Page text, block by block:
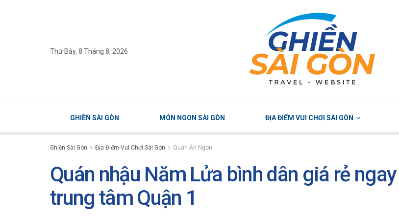
Thứ Bảy, 8 Tháng 8, 2026
GHIỀN SÀI GÒN MÓN NGON SÀI GÒN ĐỊA ĐIỂM VUI CHƠI SÀI GÒN
Ghiền Sài Gòn Địa Điểm Vui Chơi Sài Gòn Quán Ăn Ngon
Quán nhậu Năm Lửa bình dân giá rẻ ngay
trung tâm Quận 1